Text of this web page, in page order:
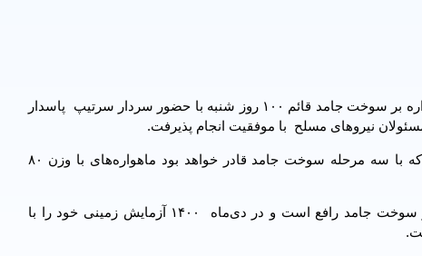
به گزارش ایرنا؛ آزمایش پروازی زیر مداری موتور مرحله اول رافع در ماهواره بر سوخت جامد قائم ۱۰۰ روز شنبه با حضور سردار سرتیپ پاسدار
نیروهای مسلح با موفقیت انجام پذیرفت.
بنا بر این گزارش، ماهواره بر سوخت جامد قائم ۱۰۰، ماهواره‌ای است که با سه مرحله سوخت جامد قادر خواهد بود ماهواره‌های با وزن ۸۰
در آزمایش امروز موتور مرحله اول ماهواره بر قائم ۱۰۰ که همان موتور سوخت جامد رافع است و در دی‌ماه ۱۴۰۰ آزمایش زمینی خود را با